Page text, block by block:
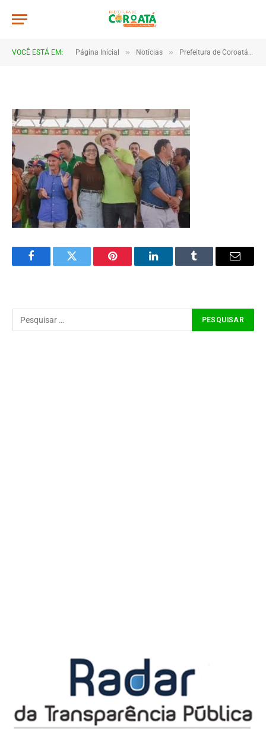
VOCÊ ESTÁ EM: Página Inicial » Notícias » Prefeitura de Coroatá leva obras e saúde ao povoado Fazendinha
21
FacebookTwitter Pinterest LinkedInTumblr Email